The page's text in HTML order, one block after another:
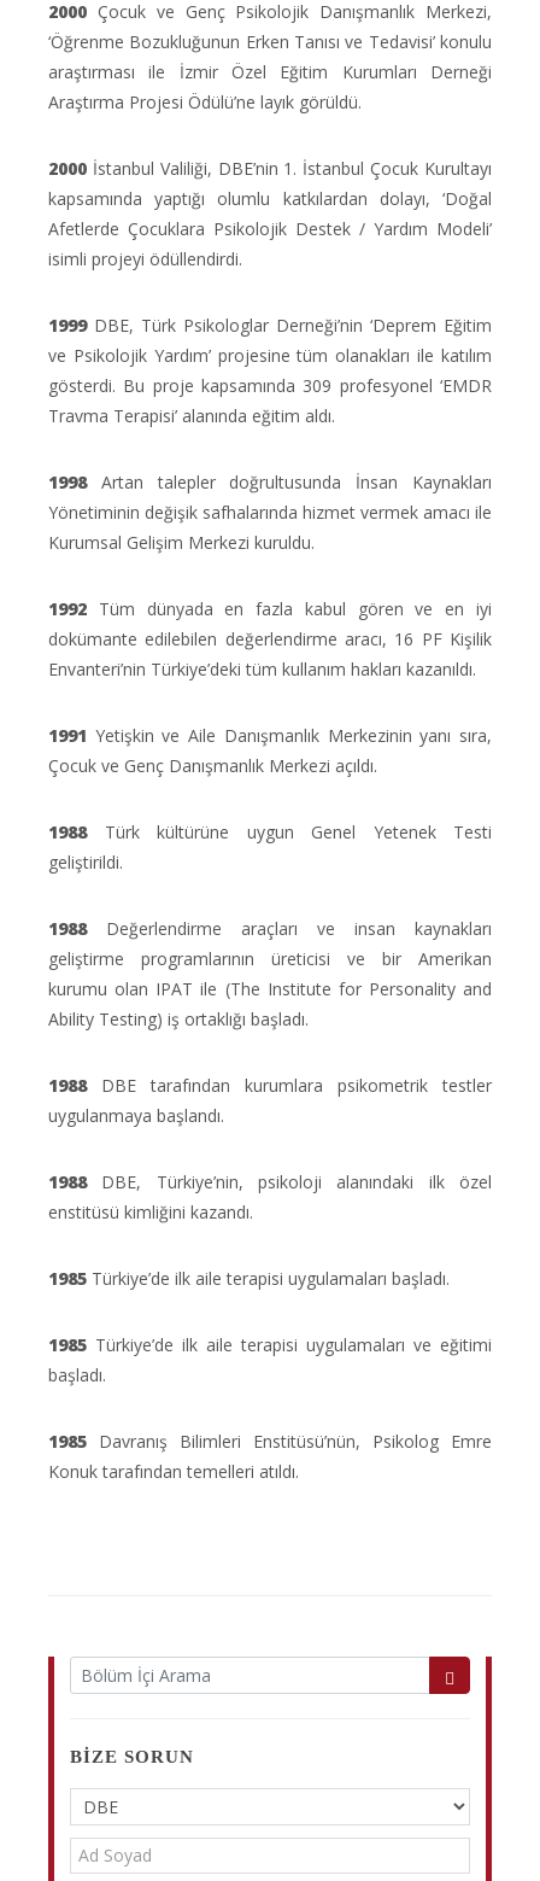
2000 Çocuk ve Genç Psikolojik Danışmanlık Merkezi,
‘Öğrenme Bozukluğunun Erken Tanısı ve Tedavisi’ konulu
araştırması ile İzmir Özel Eğitim Kurumları Derneği
Araştırma Projesi Ödülü’ne layık görüldü.
2000 İstanbul Valiliği, DBE’nin 1. İstanbul Çocuk Kurultayı
kapsamında yaptığı olumlu katkılardan dolayı, ‘Doğal
Afetlerde Çocuklara Psikolojik Destek / Yardım Modeli’
isimli projeyi ödüllendirdi.
1999DBE, Türk Psikologlar Derneği’nin ‘Deprem Eğitim
ve Psikolojik Yardım’ projesine tüm olanakları ile katılım
gösterdi. Bu proje kapsamında 309 profesyonel ‘EMDR
Travma Terapisi’ alanında eğitim aldı.
1998Artan talepler doğrultusunda İnsan Kaynakları
Yönetiminin değişik safhalarında hizmet vermek amacı ile
Kurumsal Gelişim Merkezi kuruldu.
1992 Tüm dünyada en fazla kabul gören ve en iyi
dokümante edilebilen değerlendirme aracı, 16 PF Kişilik
Envanteri’nin Türkiye’deki tüm kullanım hakları kazanıldı.
1991 Yetişkin ve Aile Danışmanlık Merkezinin yanı sıra,
Çocuk ve Genç Danışmanlık Merkezi açıldı.
1988Türk kültürüne uygun Genel Yetenek Testi
geliştirildi.
1988Değerlendirme araçları ve insan kaynakları
geliştirme programlarının üreticisi ve bir Amerikan
kurumu olan IPAT ile (The Institute for Personality and
Ability Testing) iş ortaklığı başladı.
1988DBE tarafından kurumlara psikometrik testler
uygulanmaya başlandı.
1988DBE, Türkiye’nin, psikoloji alanındaki ilk özel
enstitüsü kimliğini kazandı.
1985 Türkiye’de ilk aile terapisi uygulamaları başladı.
1985 Türkiye’de ilk aile terapisi uygulamaları ve eğitimi
başladı.
1985 Davranış Bilimleri Enstitüsü’nün, Psikolog Emre
Konuk tarafından temelleri atıldı.
BIZE SORUN